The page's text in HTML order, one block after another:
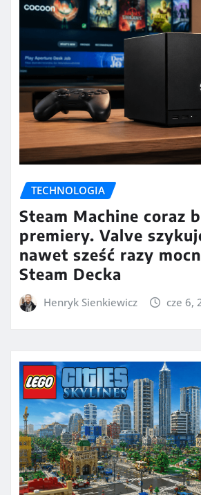
TECHNOLOGIA
Steam Machine coraz
premiery. Valve
nawet sześć razy
Steam Decka
Henryk Sienkiewicz cze 6,